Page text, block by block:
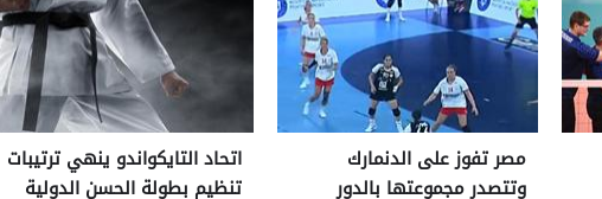
مصر تفوز على الدنمارك
وتتصدر مجموعتها بالدور
اتحاد التايكواندو ينهي ترتيبات
تنظيم بطولة الحسن الدولية